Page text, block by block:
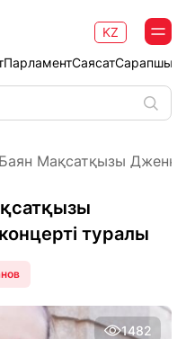
ПарламентСаясат
KZ
Мақсатқызы
туралы
1482